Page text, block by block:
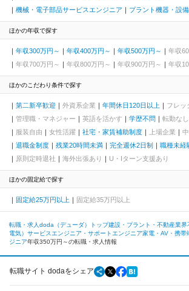
機械・電子部品サービスエンジニア
プラント機器・設
ほかの年収で探す
年収300万円～ 年収400万円～ 年収500万円～
年収
年収700万円～
年収800万円～ 年収900万円～ 年収
ほかのこだわり条件で探す
第二新卒歓迎 外資系企業 年間休日120日以上
フレッ
管理職・マネジャー
英語を活かす 学歴不問
転勤な
服装自由
女性活躍 社宅・家賃補助制度 上場企業
退職金制度
残業20時間未満 完全週休2日制 職種未経
原則定時退社
海外出張あり U・Iターン支援あり
ほかの固定給で探す
固定給25万円以上 固定給35万円以上
転職・求人doda（デューダ）トップ建設・プラント・不動産業界
電気） サービスエンジニア・サポートエンジニア家電・AV・携帯
ジニア年収350万円～の転職・求人情報
転職サイト dodaをシェア